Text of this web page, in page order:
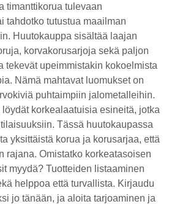
timanttikorua tulevaan
tahdotko tutustua maailman
Huutokauppa sisältää laajan
korvakorusarjoja sekä paljon
tekevät upeimmistakin kokoelmista
Nämä mahtavat luomukset on
puhtaimpiin jalometalleihin.
korkealaatuisia esineitä, jotka
Tässä huutokaupassa
yksittäistä korua ja korusarjaa, että
rajana. Omistatko korkeatasoisen
myydä? Tuotteiden listaaminen
helppoa että turvallista. Kirjaudu
jo tänään, ja aloita tarjoaminen ja